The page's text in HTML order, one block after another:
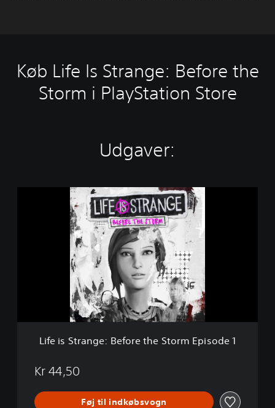
Køb Life Is Strange: Before the
Storm i PlayStation Store
Udgaver:
g
Life is Strange: Before the Storm Episode 1
Kr 44,50
Føj til indkøbsvogn